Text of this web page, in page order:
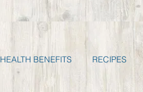
HEALTH BENEFITS RECIPES